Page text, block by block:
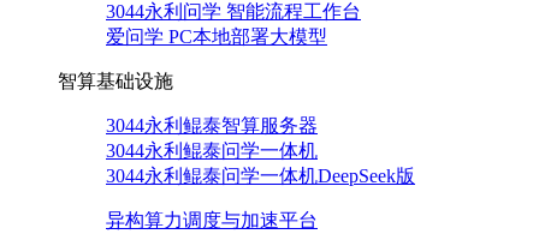
3044永利问学 智能流程工作台
爱问学 PC本地部署大模型
智算基础设施
3044永利鲲泰智算服务器
3044永利鲲泰问学一体机
3044永利鲲泰问学一体机DeepSeek版
异构算力调度与加速平台